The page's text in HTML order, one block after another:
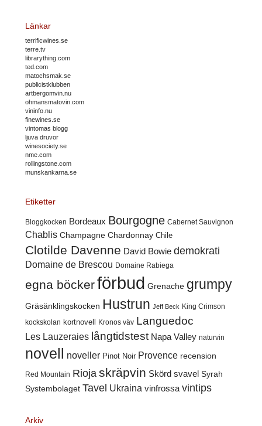
Länkar
terrificwines.se
terre.tv
librarything.com
ted.com
matochsmak.se
publicistklubben
artbergomvin.nu
ohmansmatovin.com
vininfo.nu
finewines.se
vintomas blogg
ljuva druvor
winesociety.se
nme.com
rollingstone.com
munskankarna.se
Etiketter
Bloggkocken Bordeaux Bourgogne Cabernet Sauvignon
Chablis Champagne Chardonnay Chile
Clotilde Davenne David Bowie demokrati
Domaine de Brescou Domaine Rabiega
egna böckerförbud Grenache grumpy
Gräsänklingskocken Hustrun Jeff Beck King Crimson
kockskolan kortnovell Kronos väv Languedoc
Les Lauzeraies långtidstest Napa Valley naturvin
novell noveller Pinot Noir Provence recension
Red Mountain Rioja skräpvin Skörd svavel Syrah
Systembolaget Tavel Ukraina vinfrossa vintips
Arkiv